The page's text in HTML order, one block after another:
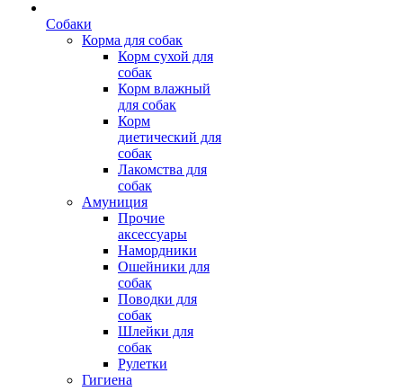
Собаки
Корма для собак
Корм сухой для
собак
Корм влажный
для собак
Корм
диетический для
собак
Лакомства для
собак
Амуниция
Прочие
аксессуары
Намордники
Ошейники для
собак
Поводки для
собак
Шлейки для
собак
Рулетки
Гигиена